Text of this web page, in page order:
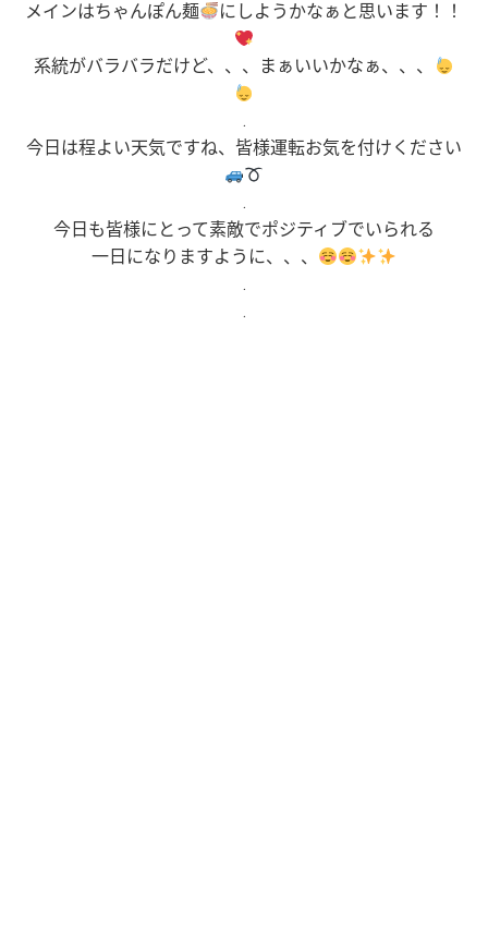
メインはちゃんぽん麺
にしようかなぁと思います！！
系統がバラバラだけど、、、まぁいいかなぁ、、、
.
今日は程よい天気ですね、皆様運転お気を付けください
.
今日も皆様にとって素敵でポジティブでいられる
一日になりますように、、、
.
.